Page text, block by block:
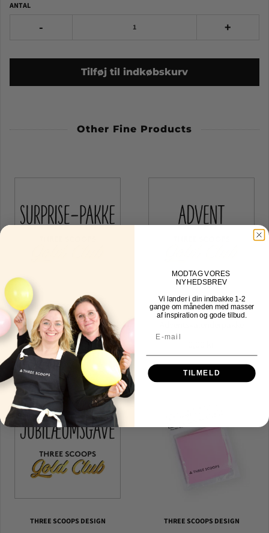
ANTAL
- +
Tilføj til indkøbskurv
Other Fine Products
THREE SCOOPS DESIGN
Surprisepakke
0,00 kr
THREE SCOOPS DESIGN
THREE SCOOPS DESIGN THREE SCOOPS DESIGN
MODTAG VORES
NYHEDSBREV
Vi lander i din indbakke 1-2
gange om måneden med masser
af inspiration og gode tilbud.
TILMELD